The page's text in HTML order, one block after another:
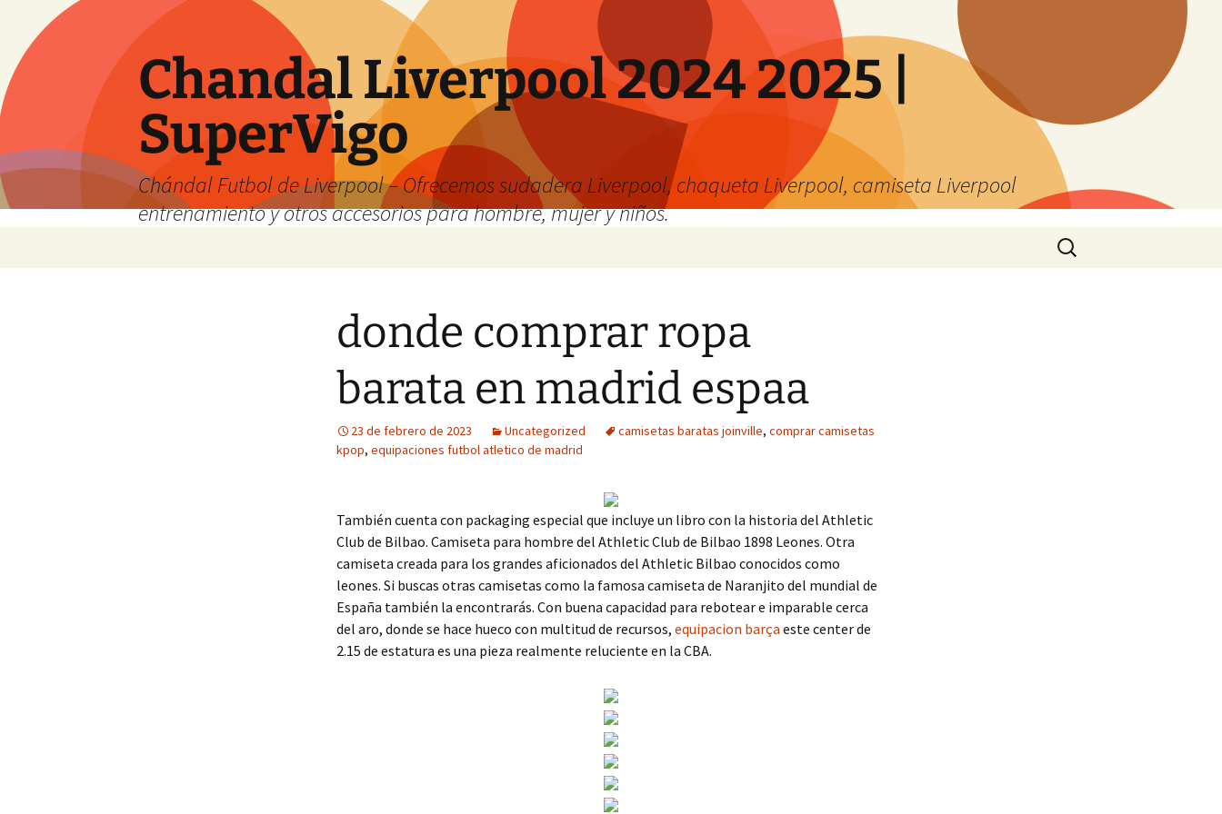
Chandal Liverpool 2024 2025 |
SuperVigo
Chándal Futbol de Liverpool – Ofrecemos sudadera Liverpool, chaqueta Liverpool, camiseta Liverpool
entrenamiento y otros accesorios para hombre, mujer y niños.
Buscar:
donde comprar ropa
barata en madrid espaa
23 de febrero de 2023 Uncategorized camisetas baratas joinville, comprar camisetas
kpop, equipaciones futbol atletico de madrid
También cuenta con packaging especial que incluye un libro con la historia del Athletic
Club de Bilbao. Camiseta para hombre del Athletic Club de Bilbao 1898 Leones. Otra
camiseta creada para los grandes aficionados del Athletic Bilbao conocidos como
leones. Si buscas otras camisetas como la famosa camiseta de Naranjito del mundial de
España también la encontrarás. Con buena capacidad para rebotear e imparable cerca
del aro, donde se hace hueco con multitud de recursos, equipacion barça este center de
2.15 de estatura es una pieza realmente reluciente en la CBA.